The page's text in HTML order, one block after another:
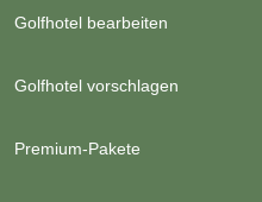
Golfhotel bearbeiten
Golfhotel vorschlagen
Premium-Pakete